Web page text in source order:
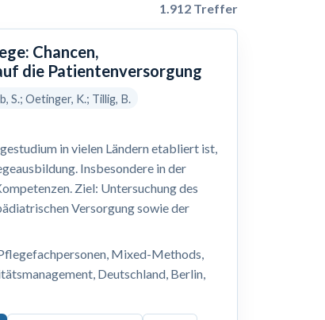
1.912 Treffer
Chancen,
die Patientenversorgung
S.; Oetinger, K.; Tillig, B.
in vielen Ländern etabliert ist,
Insbesondere in der
Ziel: Untersuchung des
Versorgung sowie der
Mixed-Methods,
Deutschland, Berlin,